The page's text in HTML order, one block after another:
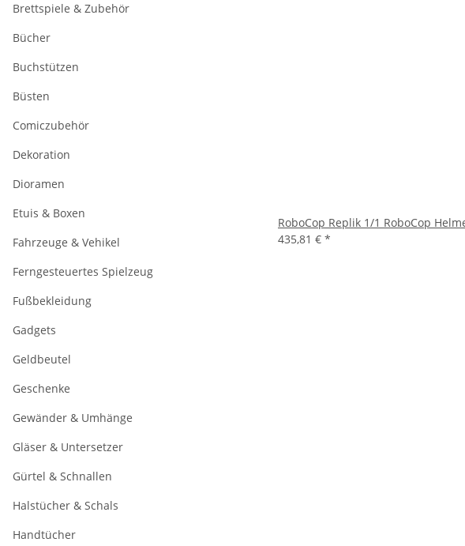
RoboCop Replik 1/1 RoboCop
435,81 € *
Brettspiele & Zubehör
Bücher
Buchstützen
Büsten
Comiczubehör
Dekoration
Dioramen
Etuis & Boxen
Fahrzeuge & Vehikel
Ferngesteuertes Spielzeug
Fußbekleidung
Gadgets
Geldbeutel
Geschenke
Gewänder & Umhänge
Gläser & Untersetzer
Gürtel & Schnallen
Halstücher & Schals
Handtücher